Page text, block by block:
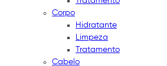
Corpo
Hidratante
Limpeza
Tratamento
Cabelo